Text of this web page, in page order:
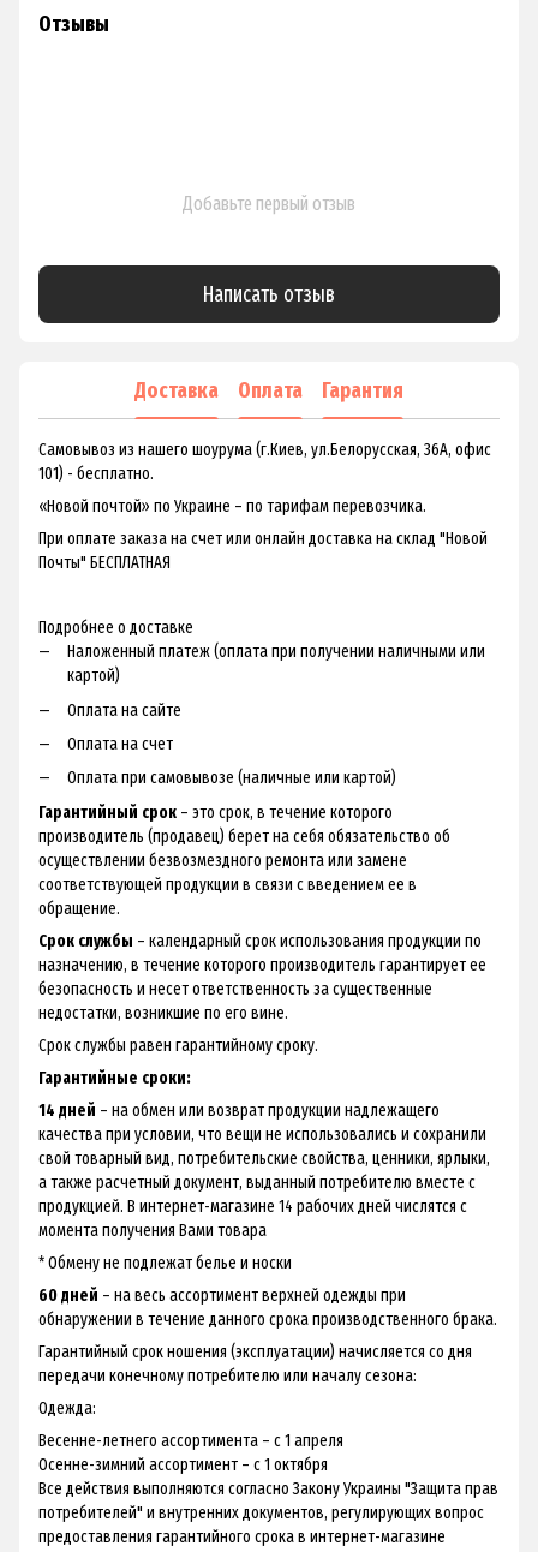
Отзывы
Добавьте первый отзыв
Написать отзыв
Доставка Оплата Гарантия
Самовывоз из нашего шоурума (г.Киев, ул.Белорусская, 36А, офис
101) - бесплатно.
«Новой почтой» по Украине – по тарифам перевозчика.
При оплате заказа на счет или онлайн доставка на склад "Новой
Почты" БЕСПЛАТНАЯ
Подробнее о доставке
Наложенный платеж (оплата при получении наличными или
картой)
Оплата на сайте
Оплата на счет
Оплата при самовывозе (наличные или картой)
Гарантийный срок – это срок, в течение которого
производитель (продавец) берет на себя обязательство об
осуществлении безвозмездного ремонта или замене
соответствующей продукции в связи с введением ее в
обращение.
Срок службы – календарный срок использования продукции по
назначению, в течение которого производитель гарантирует ее
безопасность и несет ответственность за существенные
недостатки, возникшие по его вине.
Срок службы равен гарантийному сроку.
Гарантийные сроки:
14 дней – на обмен или возврат продукции надлежащего
качества при условии, что вещи не использовались и сохранили
свой товарный вид, потребительские свойства, ценники, ярлыки,
а также расчетный документ, выданный потребителю вместе с
продукцией. В интернет-магазине 14 рабочих дней числятся с
момента получения Вами товара
* Обмену не подлежат белье и носки
60 дней – на весь ассортимент верхней одежды при
обнаружении в течение данного срока производственного брака.
Гарантийный срок ношения (эксплуатации) начисляется со дня
передачи конечному потребителю или началу сезона:
Одежда:
Весенне-летнего ассортимента – с 1 апреля
Осенне-зимний ассортимент – с 1 октября
Все действия выполняются согласно Закону Украины "Защита прав
потребителей" и внутренних документов, регулирующих вопрос
предоставления гарантийного срока в интернет-магазине